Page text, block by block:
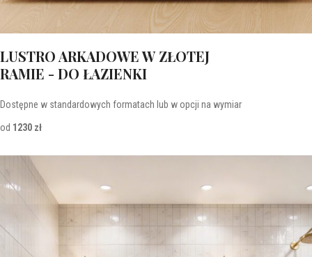
LUSTRO ARKADOWE W ZŁOTEJ
RAMIE - DO ŁAZIENKI
Dostępne w standardowych formatach lub w opcji na wymiar
od 1230 zł